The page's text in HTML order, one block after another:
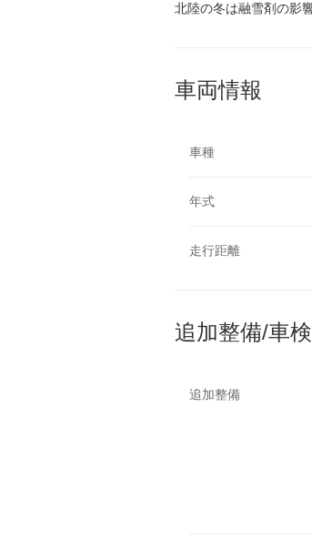
北陸の冬は融雪剤の影
車両情報
車種
年式
走行距離
追加整備/車
追加整備